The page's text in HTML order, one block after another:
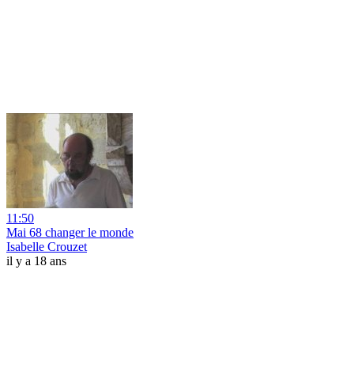
11:50
Mai 68 changer le monde
Isabelle Crouzet
il y a 18 ans